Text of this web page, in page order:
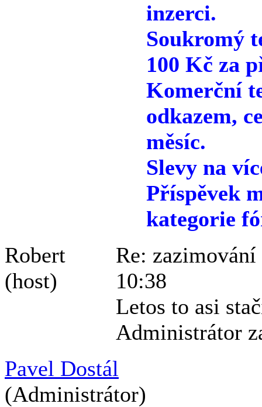
inzerci.
Soukromý
100 Kč za
Komerční
odkazem,
měsíc.
Slevy na
Příspěvek
kategorie
Robert
(host)
Re:
10:38
Letos to asi
Administrátor
Pavel Dostál
(Administrátor)